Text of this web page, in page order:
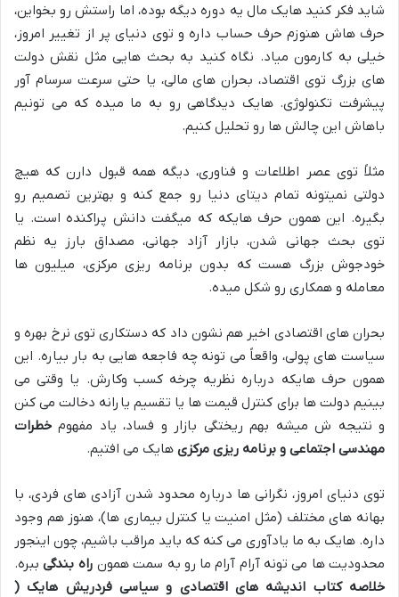
شاید فکر کنید هایک مال یه دوره دیگه بوده، اما راستش رو بخواین،
حرف هاش هنوزم حرف حساب داره و توی دنیای پر از تغییر امروز،
خیلی به کارمون میاد. نگاه کنید به بحث هایی مثل نقش دولت
های بزرگ توی اقتصاد، بحران های مالی، یا حتی سرعت سرسام آور
پیشرفت تکنولوژی. هایک دیدگاهی رو به ما میده که می تونیم
باهاش این چالش ها رو تحلیل کنیم.
مثلاً توی عصر اطلاعات و فناوری، دیگه همه قبول دارن که هیچ
دولتی نمیتونه تمام دیتای دنیا رو جمع کنه و بهترین تصمیم رو
بگیره. این همون حرف هایکه که میگفت دانش پراکنده است. یا
توی بحث جهانی شدن، بازار آزاد جهانی، مصداق بارز یه نظم
خودجوش بزرگ هست که بدون برنامه ریزی مرکزی، میلیون ها
معامله و همکاری رو شکل میده.
بحران های اقتصادی اخیر هم نشون داد که دستکاری توی نرخ بهره و
سیاست های پولی، واقعاً می تونه چه فاجعه هایی به بار بیاره. این
همون حرف هایکه درباره نظریه چرخه کسب وکارش. یا وقتی می
بینیم دولت ها برای کنترل قیمت ها یا تقسیم یارانه دخالت می کنن
و نتیجه ش میشه بهم ریختگی بازار و فساد، یاد مفهوم خطرات
مهندسی اجتماعی و برنامه ریزی مرکزی هایک می افتیم.
توی دنیای امروز، نگرانی ها درباره محدود شدن آزادی های فردی، با
بهانه های مختلف (مثل امنیت یا کنترل بیماری ها)، هنوز هم وجود
داره. هایک به ما یادآوری می کنه که باید مراقب باشیم، چون اینجور
محدودیت ها می تونه آرام آرام ما رو به سمت همون راه بندگیببره.
خلاصه کتاب اندیشه های اقتصادی و سیاسی فردریش هایک (